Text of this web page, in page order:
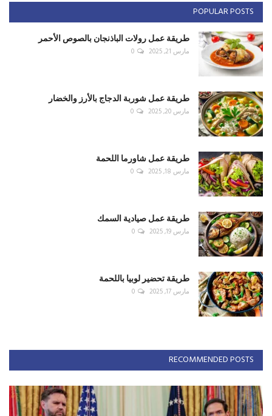
POPULAR POSTS
طريقة عمل رولات الباذنجان بالصوص الأحمر
مارس 21, 2025 0
طريقة عمل شوربة الدجاج بالأرز والخضار
مارس 20, 2025 0
طريقة عمل شاورما اللحمة
مارس 18, 2025 0
طريقة عمل صيادية السمك
مارس 19, 2025 0
طريقة تحضير لوبيا باللحمة
مارس 17, 2025 0
RECOMMENDED POSTS